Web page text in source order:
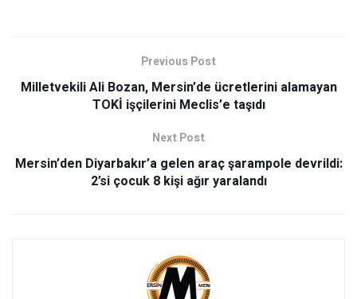
Previous Post
Milletvekili Ali Bozan, Mersin’de ücretlerini alamayan
TOKİ işçilerini Meclis’e taşıdı
Next Post
Mersin’den Diyarbakır’a gelen araç şarampole devrildi:
2’si çocuk 8 kişi ağır yaralandı